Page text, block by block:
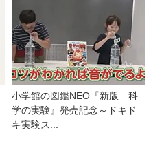
小学館の図鑑NEO『新版 科
学の実験』発売記念～ドキド
キ実験ス...